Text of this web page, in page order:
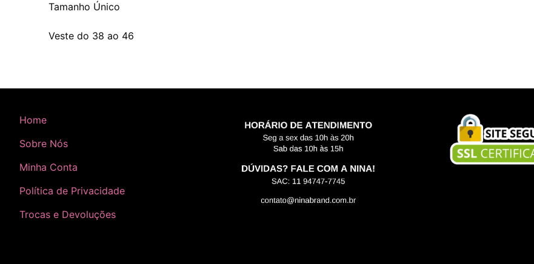
Tamanho Único
Veste do 38 ao 46
Home
Sobre Nós
Minha Conta
Política de Privacidade
Trocas e Devoluções